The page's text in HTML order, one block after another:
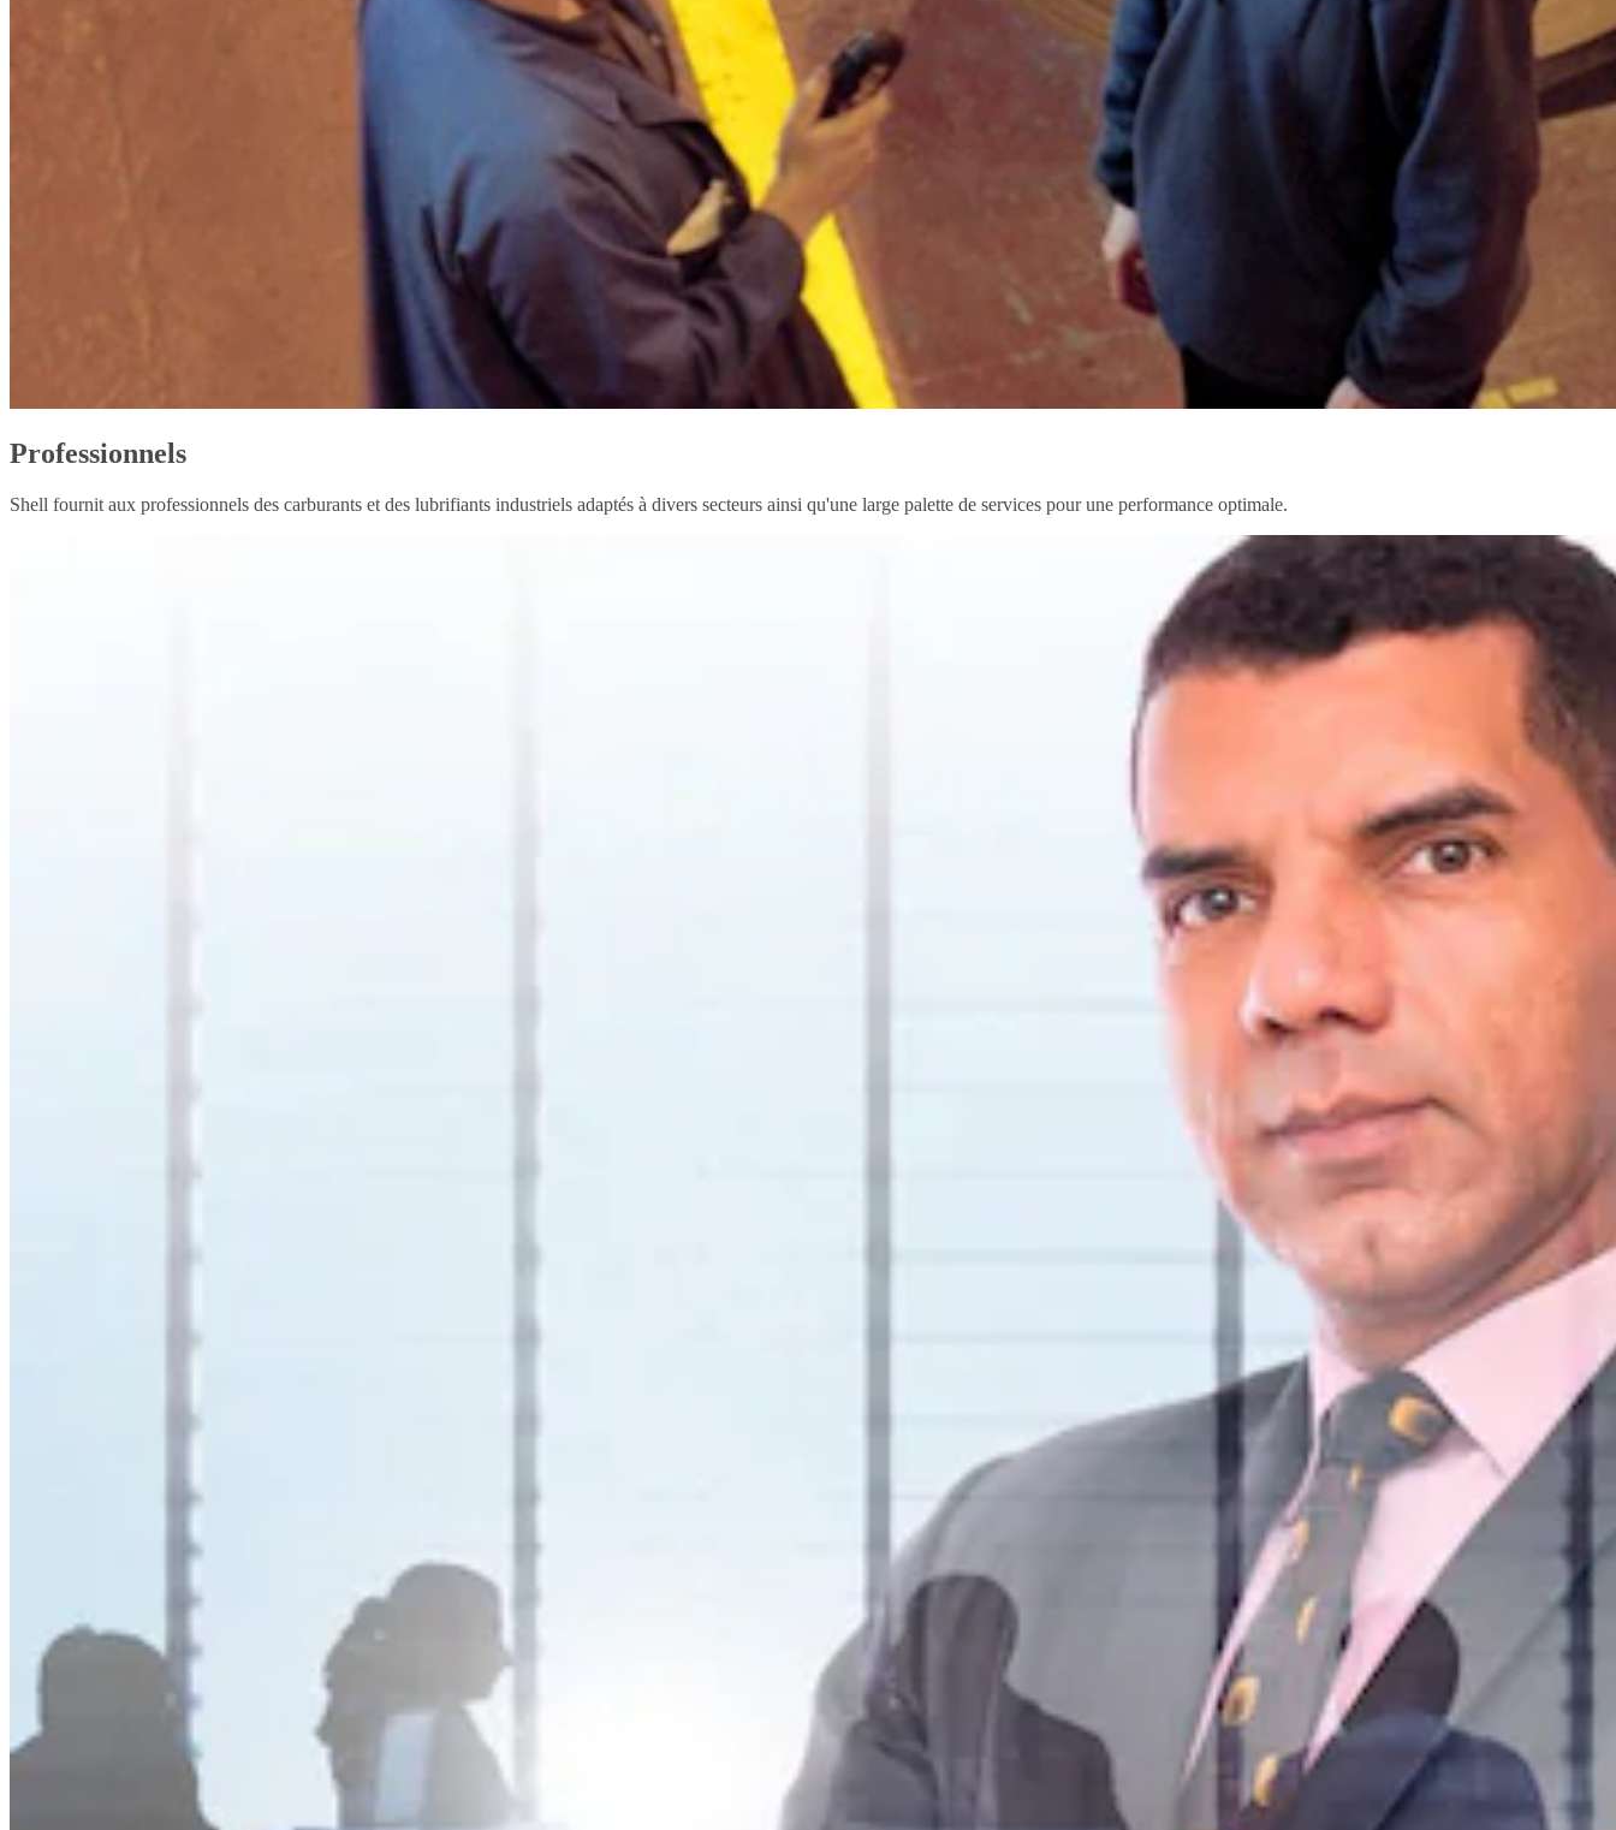
Professionnels
Shell fournit aux professionnels des carburants et des lubrifiants industriels adaptés à divers secteurs ainsi qu'une large palette de services pour une performance optimale.